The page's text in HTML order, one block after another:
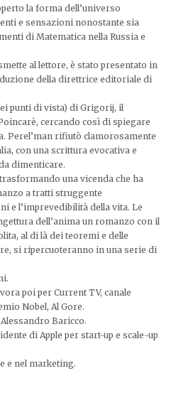
la forma dell’universo
e sensazioni nonostante sia
di Matematica nella Russia e
al lettore, è stato presentato in
della direttrice editoriale di
punti di vista) di Grigorij, il
cercando così di spiegare
Perel’man rifiutò clamorosamente
con una scrittura evocativa e
dimenticare.
una vicenda che ha
a tratti struggente
e l’imprevedibilità della vita. Le
dell’anima un romanzo con il
al di là dei teoremi e delle
si ripercuoteranno in una serie di
poi per Current TV, canale
Nobel, Al Gore.
Baricco.
di Apple per start-up e scale-up
e nel marketing.